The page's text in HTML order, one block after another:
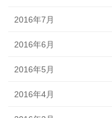
2016年7月
2016年6月
2016年5月
2016年4月